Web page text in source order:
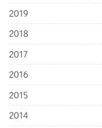
2019
2018
2017
2016
2015
2014